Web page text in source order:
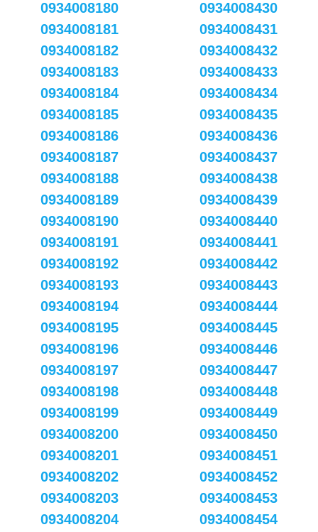
0934008180
0934008181
0934008182
0934008183
0934008184
0934008185
0934008186
0934008187
0934008188
0934008189
0934008190
0934008191
0934008192
0934008193
0934008194
0934008195
0934008196
0934008197
0934008198
0934008199
0934008200
0934008201
0934008202
0934008203
0934008204
0934008430
0934008431
0934008432
0934008433
0934008434
0934008435
0934008436
0934008437
0934008438
0934008439
0934008440
0934008441
0934008442
0934008443
0934008444
0934008445
0934008446
0934008447
0934008448
0934008449
0934008450
0934008451
0934008452
0934008453
0934008454